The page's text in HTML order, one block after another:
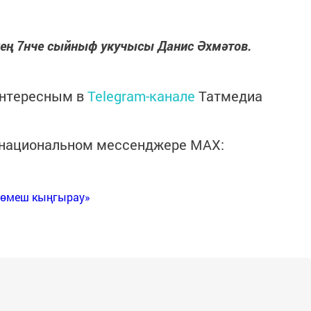
7нче сыйныф укучысы Данис Әхмәтов.
вTelegram-канале Татмедиа
мессенджере MАХ:
кыңгырау»